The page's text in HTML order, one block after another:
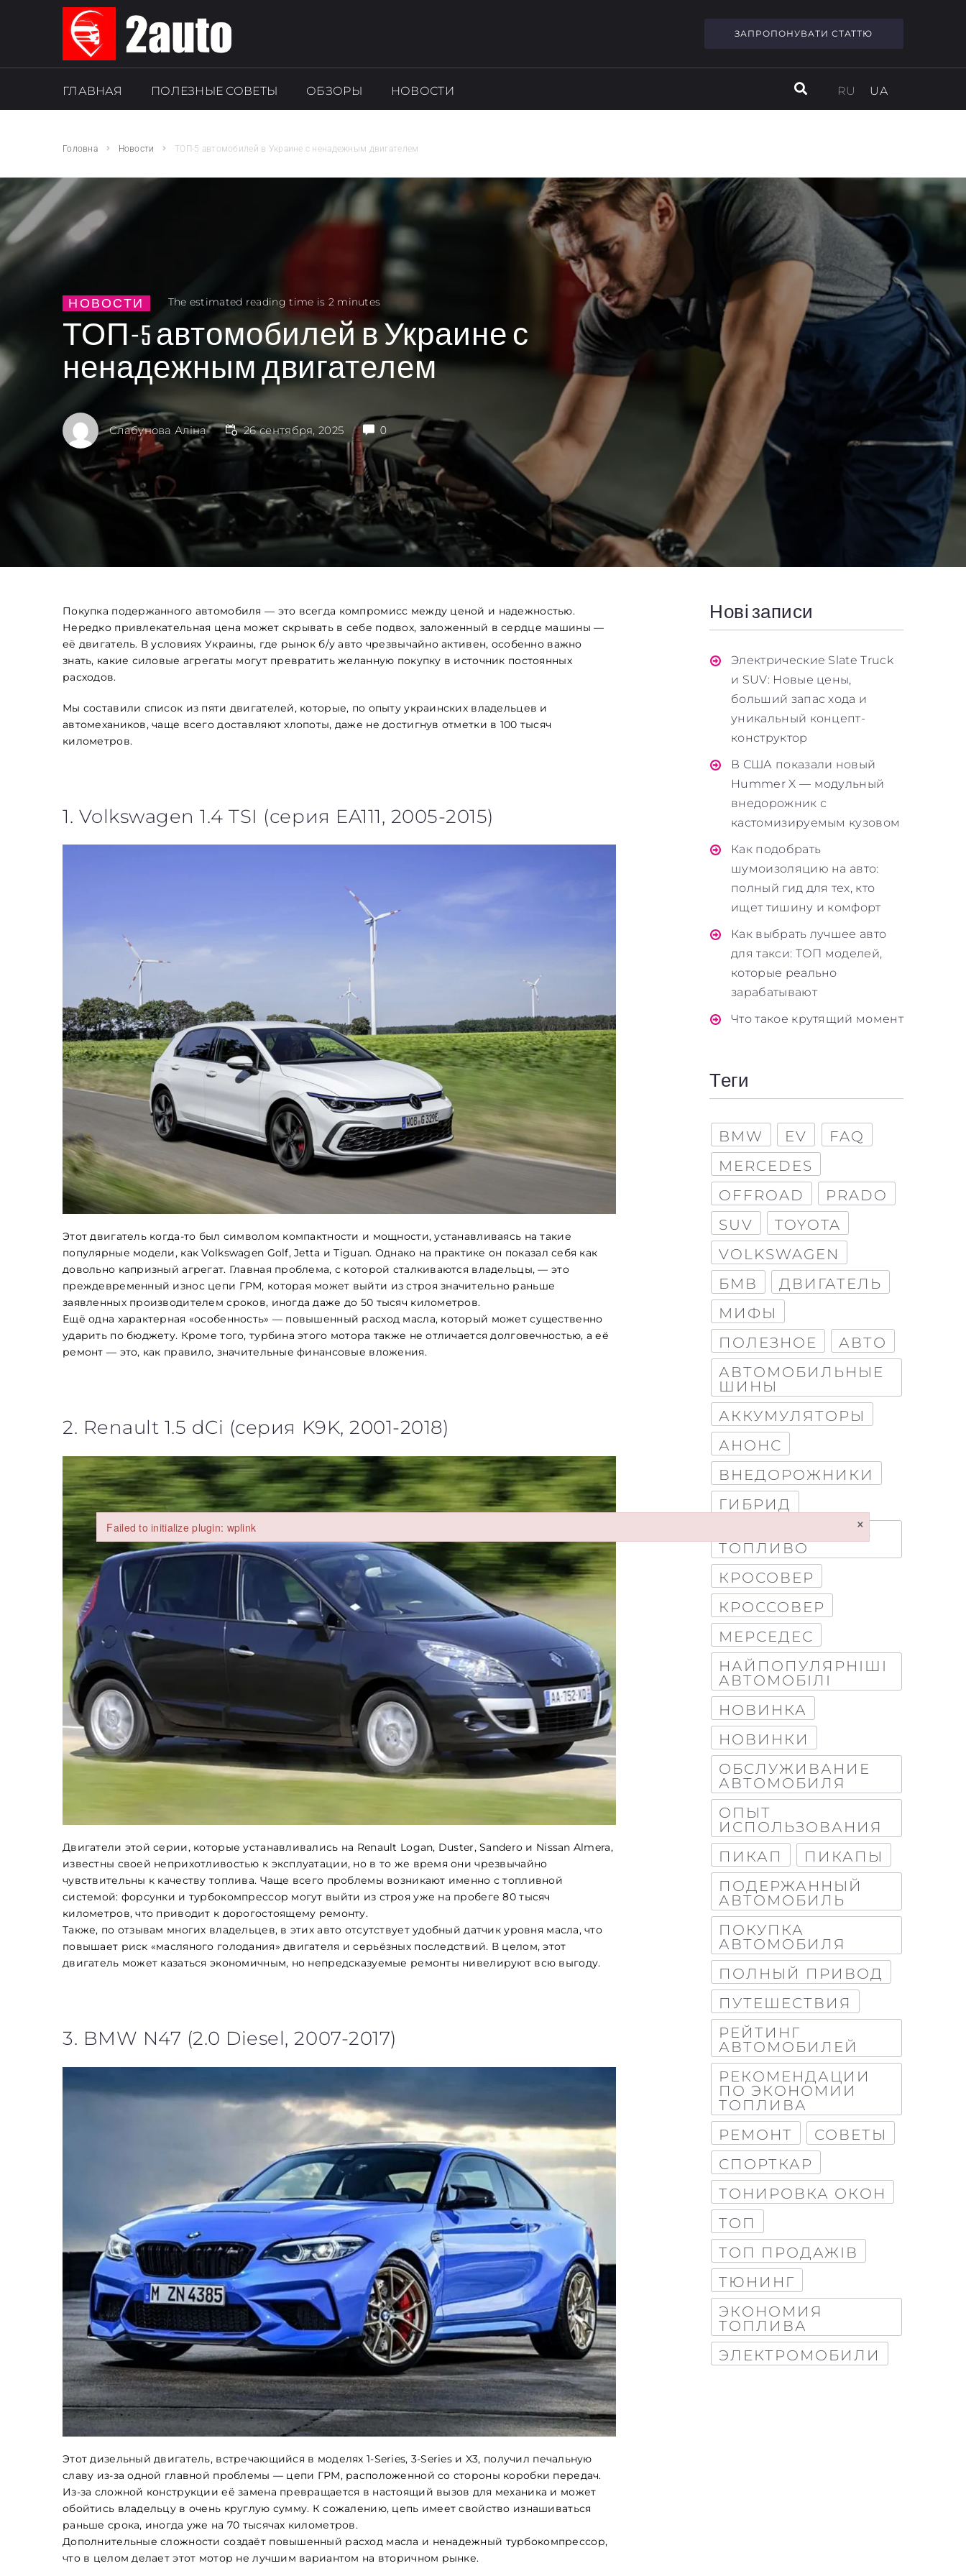
ЗАПРОПОНУВАТИ СТАТТЮ
ГЛАВНАЯ ПОЛЕЗНЫЕ СОВЕТЫ ОБЗОРЫ НОВОСТИ RU UA
Головна Новости ТОП-5 автомобилей в Украине с ненадежным двигателем
НОВОСТИ The estimated reading time is 2 minutes
ТОП-5 автомобилей в Украине с
ненадежным двигателем
Слабунова Аліна 26 сентября, 2025 0
Покупка подержанного автомобиля — это всегда компромисс между ценой и надежностью.
Нередко привлекательная цена может скрывать в себе подвох, заложенный в сердце машины —
её двигатель. В условиях Украины, где рынок б/у авто чрезвычайно активен, особенно важно
знать, какие силовые агрегаты могут превратить желанную покупку в источник постоянных
расходов.
Мы составили список из пяти двигателей, которые, по опыту украинских владельцев и
автомехаников, чаще всего доставляют хлопоты, даже не достигнув отметки в 100 тысяч
километров.
1. Volkswagen 1.4 TSI (серия EA111, 2005-2015)
Этот двигатель когда-то был символом компактности и мощности, устанавливаясь на такие
популярные модели, как Volkswagen Golf, Jetta и Tiguan. Однако на практике он показал себя как
довольно капризный агрегат. Главная проблема, с которой сталкиваются владельцы, — это
преждевременный износ цепи ГРМ, которая может выйти из строя значительно раньше
заявленных производителем сроков, иногда даже до 50 тысяч километров.
Ещё одна характерная «особенность» — повышенный расход масла, который может существенно
ударить по бюджету. Кроме того, турбина этого мотора также не отличается долговечностью, а её
ремонт — это, как правило, значительные финансовые вложения.
2. Renault 1.5 dCi (серия K9K, 2001-2018)
Двигатели этой серии, которые устанавливались на Renault Logan, Duster, Sandero и Nissan Almera,
известны своей неприхотливостью к эксплуатации, но в то же время они чрезвычайно
чувствительны к качеству топлива. Чаще всего проблемы возникают именно с топливной
системой: форсунки и турбокомпрессор могут выйти из строя уже на пробеге 80 тысяч
километров, что приводит к дорогостоящему ремонту.
Также, по отзывам многих владельцев, в этих авто отсутствует удобный датчик уровня масла, что
повышает риск «масляного голодания» двигателя и серьёзных последствий. В целом, этот
двигатель может казаться экономичным, но непредсказуемые ремонты нивелируют всю выгоду.
3. BMW N47 (2.0 Diesel, 2007-2017)
Этот дизельный двигатель, встречающийся в моделях 1-Series, 3-Series и X3, получил печальную
славу из-за одной главной проблемы — цепи ГРМ, расположенной со стороны коробки передач.
Из-за сложной конструкции её замена превращается в настоящий вызов для механика и может
обойтись владельцу в очень круглую сумму. К сожалению, цепь имеет свойство изнашиваться
раньше срока, иногда уже на 70 тысячах километров.
Дополнительные сложности создаёт повышенный расход масла и ненадежный турбокомпрессор,
что в целом делает этот мотор не лучшим вариантом на вторичном рынке.
Нові записи
Электрические Slate Truck
и SUV: Новые цены,
больший запас хода и
уникальный концепт-
конструктор
В США показали новый
Hummer X — модульный
внедорожник с
кастомизируемым кузовом
Как подобрать
шумоизоляцию на авто:
полный гид для тех, кто
ищет тишину и комфорт
Как выбрать лучшее авто
для такси: ТОП моделей,
которые реально
зарабатывают
Что такое крутящий момент
Теги
BMW EV
FAQ
MERCEDES
OFFROAD
PRADO
SUV
TOYOTA
VOLKSWAGEN
БМВ
ДВИГАТЕЛЬ
МИФЫ
ПОЛЕЗНОЕ
АВТО
АВТОМОБИЛЬНЫЕ
ШИНЫ
АККУМУЛЯТОРЫ
АНОНС
ВНЕДОРОЖНИКИ
ГИБРИД
КАК ЭКОНОМИТЬ
ТОПЛИВО
КРОСОВЕР
КРОССОВЕР
МЕРСЕДЕС
НАЙПОПУЛЯРНІШІ
АВТОМОБІЛІ
НОВИНКА
НОВИНКИ
ОБСЛУЖИВАНИЕ
АВТОМОБИЛЯ
ОПЫТ
ИСПОЛЬЗОВАНИЯ
ПИКАП
ПИКАПЫ
ПОДЕРЖАННЫЙ
АВТОМОБИЛЬ
ПОКУПКА
АВТОМОБИЛЯ
ПОЛНЫЙ ПРИВОД
ПУТЕШЕСТВИЯ
РЕЙТИНГ
АВТОМОБИЛЕЙ
РЕКОМЕНДАЦИИ
ПО ЭКОНОМИИ
ТОПЛИВА
РЕМОНТ
СОВЕТЫ
СПОРТКАР
ТОНИРОВКА ОКОН
ТОП
ТОП ПРОДАЖІВ
ТЮНИНГ
ЭКОНОМИЯ
ТОПЛИВА
ЭЛЕКТРОМОБИЛИ
Стаття
Абзац
Обкладинка
Maximum file size: 100 МБ
ВІДПРАВИТИ
Failed to initialize plugin: wplink ×
Failed to initialize plugin: wplink